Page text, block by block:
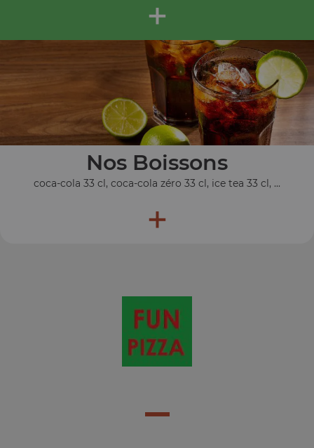
+
Nos Boissons
coca-cola 33 cl, coca-cola zéro 33 cl, ice tea 33 cl, ...
+